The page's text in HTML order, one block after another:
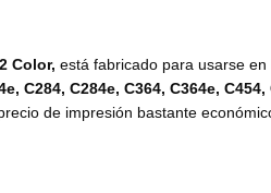
Color, está fabricado para usarse
C284e, C364, C364e, C454,
de impresión bastante